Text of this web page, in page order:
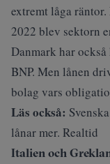
extremt låga
2022 blev sektorn
Danmark har
BNP. Men lånen
bolag vars
Läs också:
lånar mer. Realtid
Italien och